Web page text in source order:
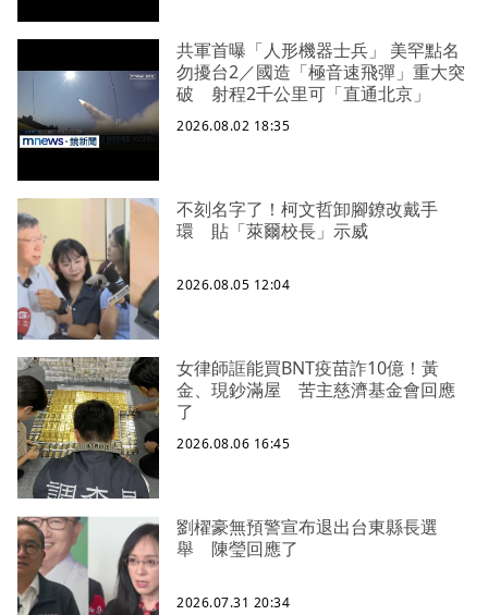
共軍首曝「人形機器士兵」 美罕點名
勿擾台2／國造「極音速飛彈」重大突
破 射程2千公里可「直通北京」
2026.08.02 18:35
不刻名字了！柯文哲卸腳鐐改戴手
環 貼「萊爾校長」示威
2026.08.05 12:04
女律師誆能買BNT疫苗詐10億！黃
金、現鈔滿屋 苦主慈濟基金會回應
了
2026.08.06 16:45
劉櫂豪無預警宣布退出台東縣長選
舉 陳瑩回應了
2026.07.31 20:34